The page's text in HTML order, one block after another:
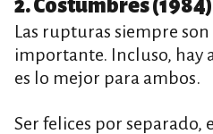
2. Costumbres
Las rupturas siempre
importante. Incluso, hay
es lo mejor para ambos.
Ser felices por separado,